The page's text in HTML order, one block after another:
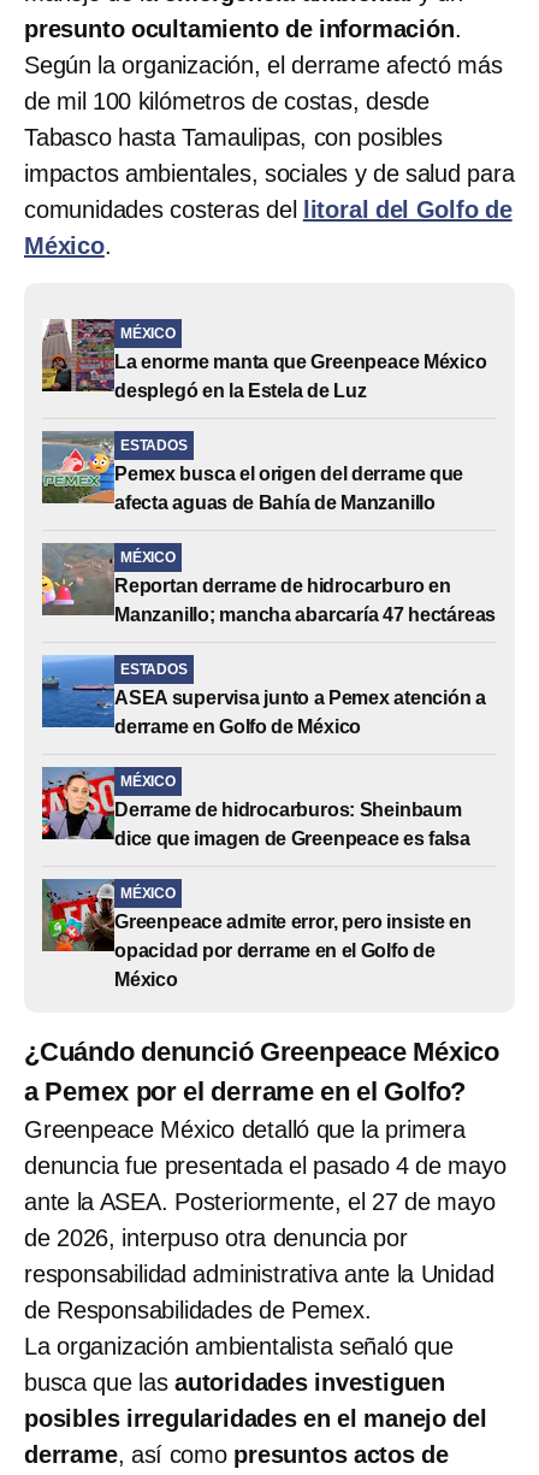
presunto ocultamiento de información.
Según la organización, el derrame afectó más
de mil 100 kilómetros de costas, desde
Tabasco hasta Tamaulipas, con posibles
impactos ambientales, sociales y de salud para
comunidades costeras del
litoral del Golfo de
México.
MÉXICO
La enorme manta que Greenpeace México
desplegó en la Estela de Luz
ESTADOS
Pemex busca el origen del derrame que
afecta aguas de Bahía de Manzanillo
MÉXICO
Reportan derrame de hidrocarburo en
Manzanillo; mancha abarcaría 47 hectáreas
ESTADOS
ASEA supervisa junto a Pemex atención a
derrame en Golfo de México
MÉXICO
Derrame de hidrocarburos: Sheinbaum
dice que imagen de Greenpeace es falsa
MÉXICO
Greenpeace admite error, pero insiste en
opacidad por derrame en el Golfo de
México
¿Cuándo denunció Greenpeace México
a Pemex por el derrame en el Golfo?
Greenpeace México detalló que la primera
denuncia fue presentada el pasado 4 de mayo
ante la ASEA. Posteriormente, el 27 de mayo
de 2026, interpuso otra denuncia por
responsabilidad administrativa ante la Unidad
de Responsabilidades de Pemex.
La organización ambientalista señaló que
busca que lasautoridades investiguen
posibles irregularidades en el manejo del
derrame, así como presuntos actos de